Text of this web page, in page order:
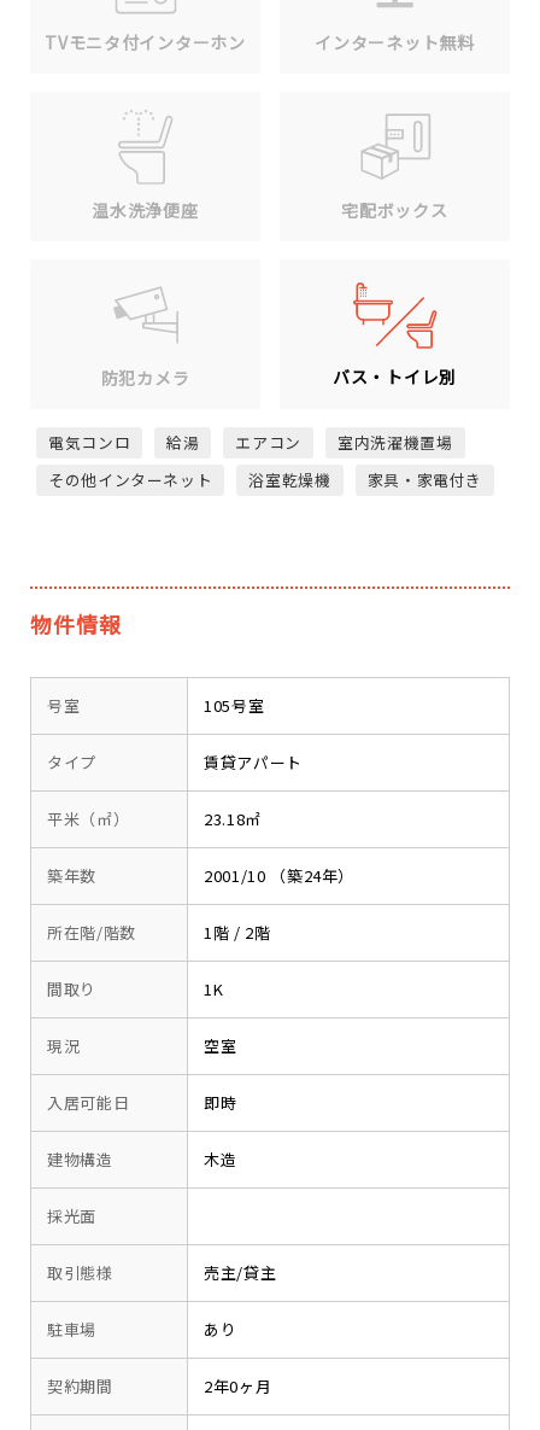
TVモニタ付インターホン インターネット無料
温水洗浄便座 宅配ボックス
防犯カメラ バス・トイレ別
電気コンロ 給湯 エアコン
室内洗濯機置場
その他インターネット
浴室乾燥機 家具・家電付き
物件情報
号室 105号室
タイプ 賃貸アパート
平米（㎡） 23.18㎡
築年数 2001/10 （築24年）
所在階/階数 1階 / 2階
間取り 1K
現況 空室
入居可能日 即時
建物構造 木造
採光面
取引態様 売主/貸主
駐車場 あり
契約期間 2年0ヶ月